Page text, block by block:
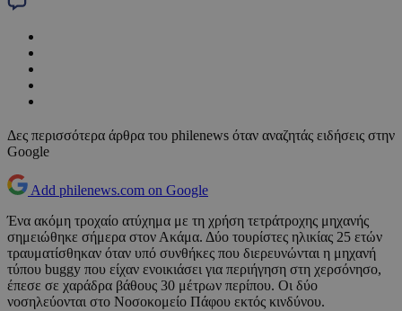
Δες περισσότερα άρθρα του philenews όταν αναζητάς ειδήσεις στην
Google
Add philenews.com on Google
Ένα ακόμη τροχαίο ατύχημα με τη χρήση τετράτροχης μηχανής
σημειώθηκε σήμερα στον Ακάμα. Δύο τουρίστες ηλικίας 25 ετών
τραυματίσθηκαν όταν υπό συνθήκες που διερευνώνται η μηχανή
τύπου buggy που είχαν ενοικιάσει για περιήγηση στη χερσόνησο,
έπεσε σε χαράδρα βάθους 30 μέτρων περίπου. Οι δύο
νοσηλεύονται στο Νοσοκομείο Πάφου εκτός κινδύνου.